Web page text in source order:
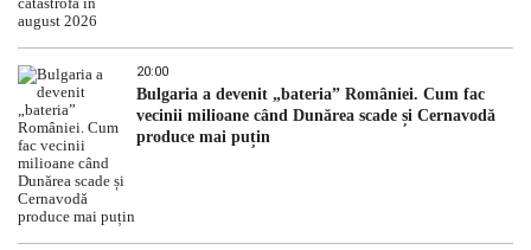
20:00
Bulgaria a devenit „bateria” României. Cum fac
vecinii milioane când Dunărea scade și Cernavodă
produce mai puțin